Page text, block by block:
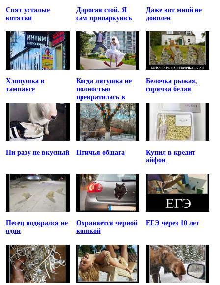
Спят усталые
котятки
Дорогая стой. Я
сам припаркуюсь
Даже кот мной не
доволен
Хлопушка в
тампаксе
Когда лягушка не
полностью
превратилась в
принцессу
Белочка рыжая,
горячка белая
Ни разу не вкусный Птичья общага
Купил в кредит
айфон
Песец подкрался не
один
Охраняется черной
кошкой
ЕГЭ через 10 лет